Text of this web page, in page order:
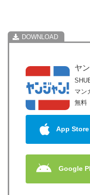
ヤ
マン
無料
App Store
Google